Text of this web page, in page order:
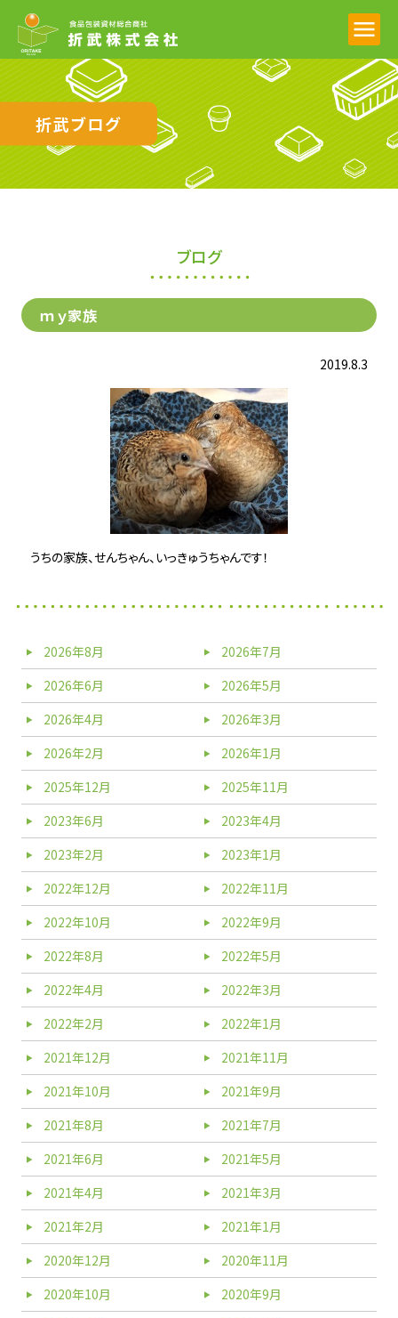
折武ブログ
ブログ
ｍｙ家族
2019.8.3
うちの家族、せんちゃん、いっきゅうちゃんです！
2026年8月
2026年7月
2026年6月
2026年5月
2026年4月
2026年3月
2026年2月
2026年1月
2025年12月
2025年11月
2023年6月
2023年4月
2023年2月
2023年1月
2022年12月
2022年11月
2022年10月
2022年9月
2022年8月
2022年5月
2022年4月
2022年3月
2022年2月
2022年1月
2021年12月
2021年11月
2021年10月
2021年9月
2021年8月
2021年7月
2021年6月
2021年5月
2021年4月
2021年3月
2021年2月
2021年1月
2020年12月
2020年11月
2020年10月
2020年9月